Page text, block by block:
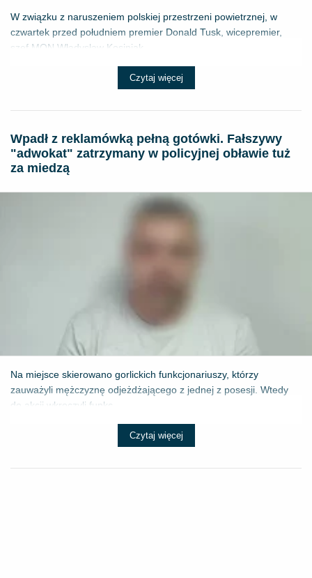
W związku z naruszeniem polskiej przestrzeni powietrznej, w
czwartek przed południem premier Donald Tusk, wicepremier,
szef MON Władysław Kosiniak...
Czytaj więcej
Wpadł z reklamówką pełną gotówki. Fałszywy
"adwokat" zatrzymany w policyjnej obławie tuż
za miedzą
Na miejsce skierowano gorlickich funkcjonariuszy, którzy
zauważyli mężczyznę odjeżdżającego z jednej z posesji. Wtedy
do akcji wkroczyli funkc...
Czytaj więcej